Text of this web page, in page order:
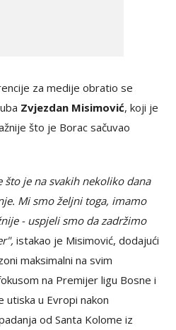
za medije obratio se
Zvjezdan Misimović, koji je
što je Borac sačuvao
je na svakih nekoliko dana
Mi smo željni toga, imamo
- uspjeli smo da zadržimo
istakao je Misimović, dodajući
maksimalni na svim
na Premijer ligu Bosne i
u Evropi nakon
od Santa Kolome iz